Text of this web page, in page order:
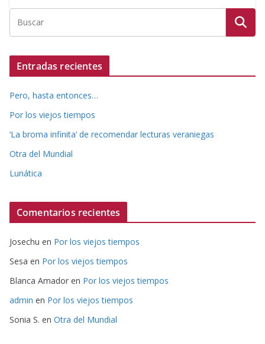
Entradas recientes
Pero, hasta entonces…
Por los viejos tiempos
‘La broma infinita’ de recomendar lecturas veraniegas
Otra del Mundial
Lunática
Comentarios recientes
Josechu en Por los viejos tiempos
Sesa en Por los viejos tiempos
Blanca Amador en Por los viejos tiempos
admin en Por los viejos tiempos
Sonia S. en Otra del Mundial